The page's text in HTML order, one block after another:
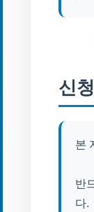
신
본
반
다.